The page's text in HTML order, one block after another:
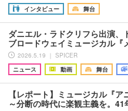
インタビュー
舞台
ダニエル・ラドクリフら出演、
ブロードウェイミュージカル
2026.5.19 ｜ SPICER
ニュース
動画 舞台
【レポート】ミュージカル『
～分断の時代に楽観主義を。